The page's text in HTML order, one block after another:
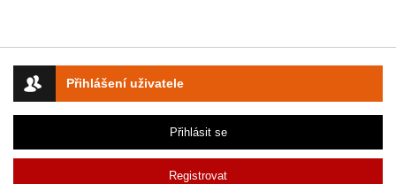
Přihlášení uživatele
Přihlásit se
Registrovat